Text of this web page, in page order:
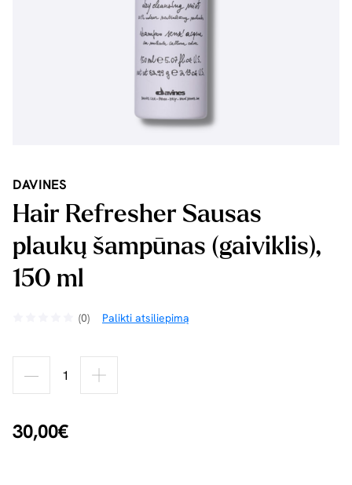
DAVINES
Hair Refresher Sausas
plaukų šampūnas (gaiviklis),
150 ml
(0) Palikti atsiliepimą
30,00€